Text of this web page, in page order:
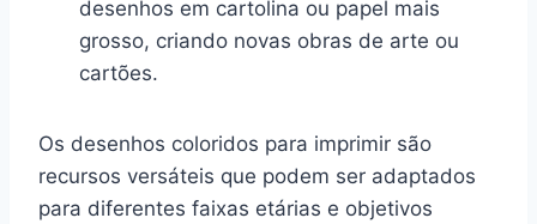
desenhos em cartolina ou papel mais
grosso, criando novas obras de arte ou
cartões.
Os desenhos coloridos para imprimir são
recursos versáteis que podem ser adaptados
para diferentes faixas etárias e objetivos